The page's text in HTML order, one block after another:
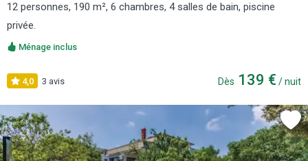
12 personnes, 190 m², 6 chambres, 4 salles de bain, piscine
privée.
Ménage inclus
4,0 3 avis Dès 139 € / nuit